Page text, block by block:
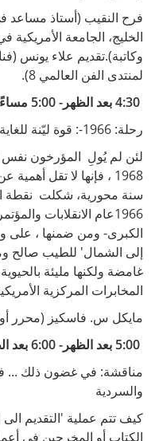
فرح النقيب (أستاذ مساعد
الخليج، الجامعة
وكاتبة).تقديم علاء يونس
لمنتدى الفن العالمي 8).
رحلة: 1966-: قوة ليّنة للغاية ؛ أو مسارات الخليج السوداني
1968 ، فإنها لا تقل
سنة محورية، شكلت نقطة
1966عام الانقلابات
الكبرى- ومن ضمنها ، على
إلى الشمال' للطيب صالح
غامضة ولكنها مليئة
المخابرات المركزية
مايكل س. فاسكيز (محرر
مناقشة: في غضون ذلك ...
والسردية
كيف تتم عملية 'التقديم
الكتاب أو المخرجين في